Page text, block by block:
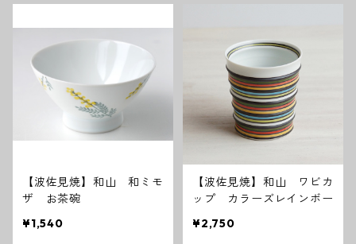
【波佐見焼】和山 和ミモ
ザ お茶碗
¥1,540
【波佐見焼】和山 ワビカ
ップ カラーズレインボー
¥2,750